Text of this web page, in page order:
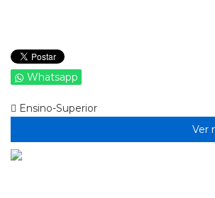
Whatsapp
Ensino-Superior
Ver